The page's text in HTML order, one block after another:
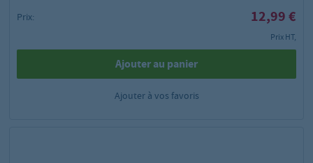
Prix: 12,99 €
Prix HT,
Ajouter au panier
Ajouter à vos favoris